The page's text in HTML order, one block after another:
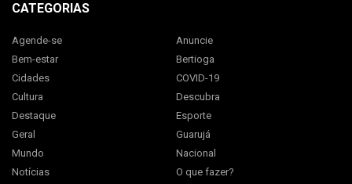
CATEGORIAS
Agende-se
Anuncie
Bem-estar
Bertioga
Cidades
COVID-19
Cultura
Descubra
Destaque
Esporte
Geral
Guarujá
Mundo
Nacional
Notícias
O que fazer?